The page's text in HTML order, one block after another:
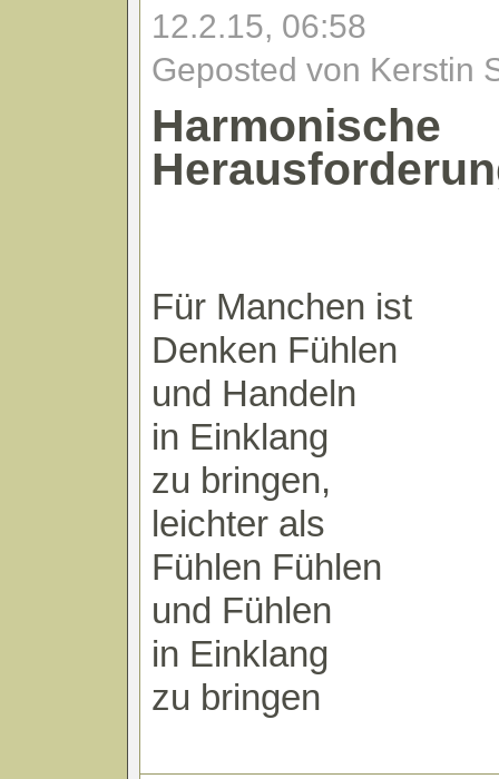
12.2.15, 06:58
Geposted von Kerstin
Harmonische
Für Manchen ist
Denken Fühlen
und Handeln
in Einklang
zu bringen,
leichter als
Fühlen Fühlen
und Fühlen
in Einklang
zu bringen